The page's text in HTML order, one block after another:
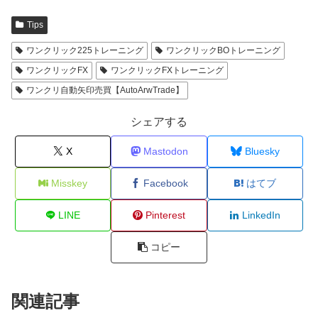
Tips
ワンクリック225トレーニング
ワンクリックBOトレーニング
ワンクリックFX
ワンクリックFXトレーニング
ワンクリ自動矢印売買【AutoArwTrade】
シェアする
X Mastodon Bluesky
Misskey Facebook はてブ
LINE Pinterest LinkedIn
コピー
関連記事